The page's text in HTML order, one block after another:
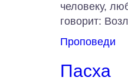
человеку,
говорит:
Проповеди
Пасха